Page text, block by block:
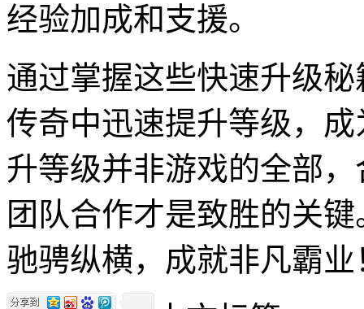
经验加成和支援。
通过掌握这些快速升级
传奇中迅速提升等级，
升等级并非游戏的全部
团队合作才是致胜的关
驰骋纵横，成就非凡霸业